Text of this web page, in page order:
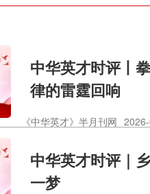
中华英才时评丨
律的雷霆回响
《中华英才》半月刊网
中华英才时评｜
一梦